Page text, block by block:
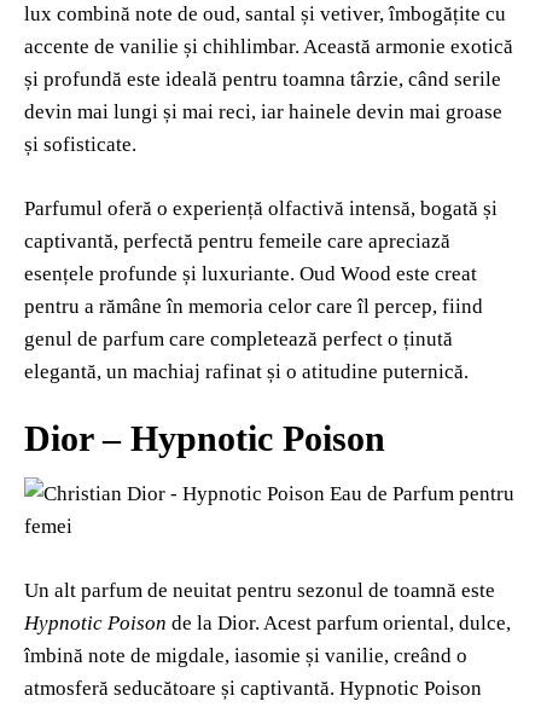
lux combină note de oud, santal și vetiver, îmbogățite cu
accente de vanilie și chihlimbar. Această armonie exotică
și profundă este ideală pentru toamna târzie, când serile
devin mai lungi și mai reci, iar hainele devin mai groase
și sofisticate.
Parfumul oferă o experiență olfactivă intensă, bogată și
captivantă, perfectă pentru femeile care apreciază
esențele profunde și luxuriante. Oud Wood este creat
pentru a rămâne în memoria celor care îl percep, fiind
genul de parfum care completează perfect o ținută
elegantă, un machiaj rafinat și o atitudine puternică.
Dior – Hypnotic Poison
Un alt parfum de neuitat pentru sezonul de toamnă este
Hypnotic Poison de la Dior. Acest parfum oriental, dulce,
îmbină note de migdale, iasomie și vanilie, creând o
atmosferă seducătoare și captivantă. Hypnotic Poison